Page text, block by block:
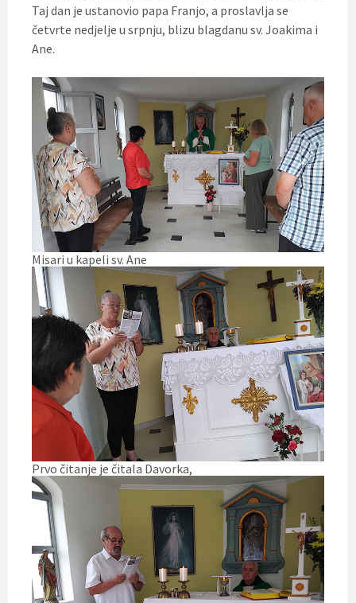
Taj dan je ustanovio papa Franjo, a proslavlja se
četvrte nedjelje u srpnju, blizu blagdanu sv. Joakima i
Ane.
Misari u kapeli sv. Ane
Prvo čitanje je čitala Davorka,